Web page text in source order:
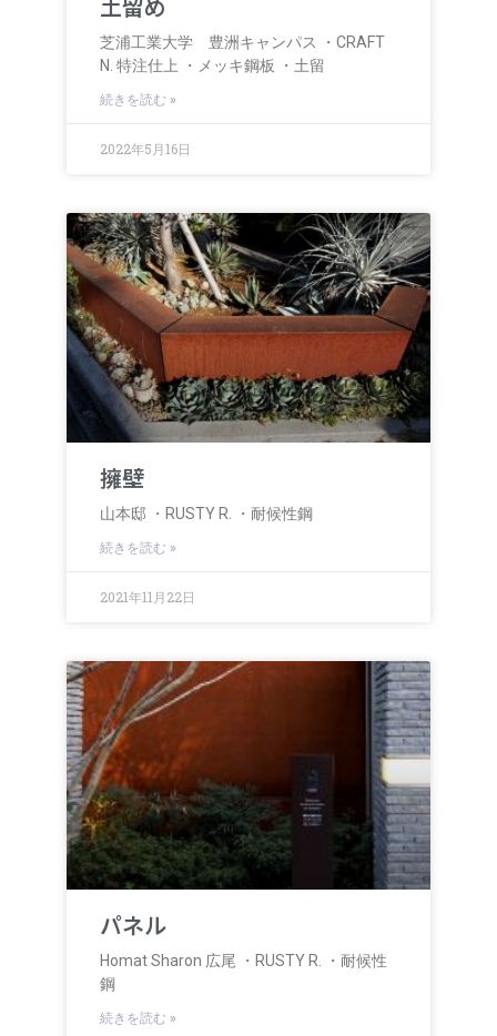
芝浦工業大学 豊洲キャンパス ・CRAFT
N. 特注仕上 ・メッキ鋼板 ・土留
続きを読む »
2022年5月16日
擁壁
山本邸 ・RUSTY R. ・耐候性鋼
続きを読む »
2021年11月22日
パネル
Homat Sharon 広尾 ・RUSTY R. ・耐候性
鋼
続きを読む »